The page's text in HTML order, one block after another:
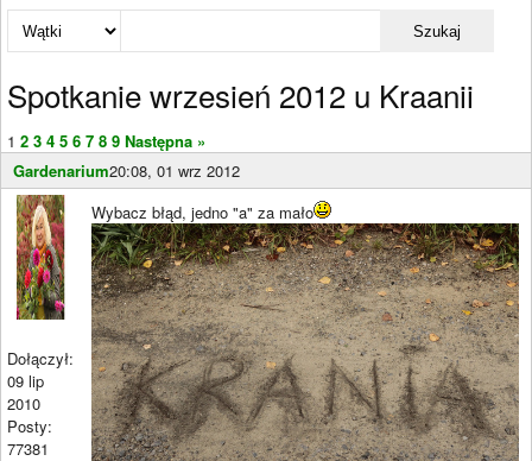
Szukaj
Spotkanie wrzesień 2012 u Kraanii
1 2 3 4 5 6 7 8 9 Następna »
Gardenarium20:08, 01 wrz 2012
Dołączył:
09 lip
2010
Posty:
77381
Wybacz błąd, jedno "a" za mało